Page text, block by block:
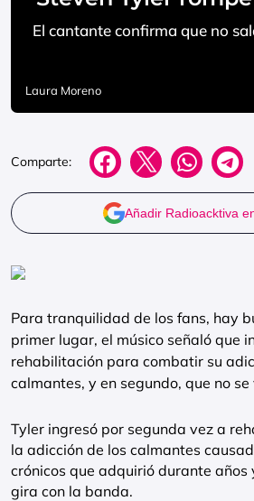
El cantante confirma que no
Laura Moreno
Comparte:
Añadir Radioacktiva
Para tranquilidad de los fans, hay
primer lugar, el músico señaló que
rehabilitación para combatir su
calmantes, y en segundo, que no
Tyler ingresó por segunda vez a
la adicción de los calmantes
crónicos que adquirió durante años
gira con la banda.